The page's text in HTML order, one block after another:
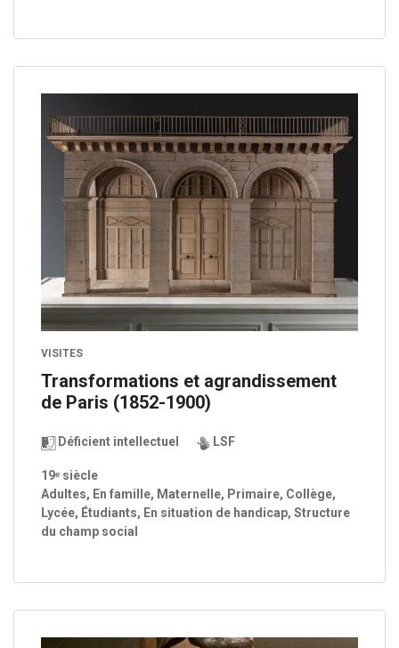
VISITES
Transformations et agrandissement
de Paris (1852-1900)
Déficient intellectuel LSF
19ᵉ siècle
Adultes, En famille, Maternelle, Primaire, Collège,
Lycée, Étudiants, En situation de handicap, Structure
du champ social